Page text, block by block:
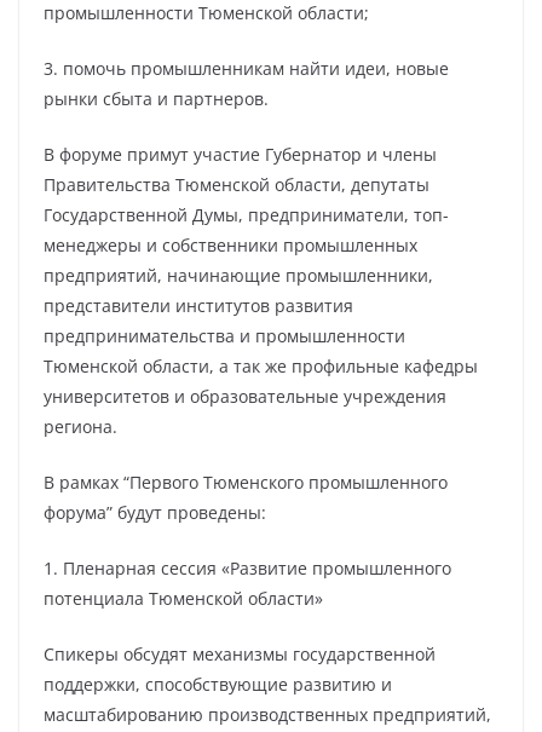
промышленности Тюменской области;
3. помочь промышленникам найти идеи, новые
рынки сбыта и партнеров.
В форуме примут участие Губернатор и члены
Правительства Тюменской области, депутаты
Государственной Думы, предприниматели, топ-
менеджеры и собственники промышленных
предприятий, начинающие промышленники,
представители институтов развития
предпринимательства и промышленности
Тюменской области, а так же профильные кафедры
университетов и образовательные учреждения
региона.
В рамках “Первого Тюменского промышленного
форума” будут проведены:
1. Пленарная сессия «Развитие промышленного
потенциала Тюменской области»
Спикеры обсудят механизмы государственной
поддержки, способствующие развитию и
масштабированию производственных предприятий,